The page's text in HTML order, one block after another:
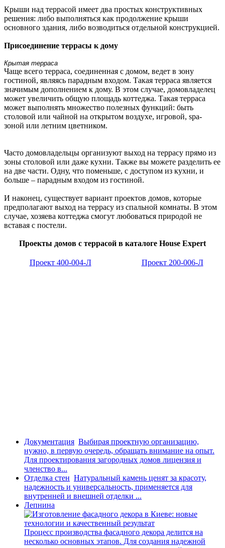
Крыши над террасой имеет два простых конструктивных
решения: либо выполняться как продолжение крыши
основного здания, либо возводиться отдельной конструкцией.
Присоединение террасы к дому
Крытая терраса
Чаще всего терраса, соединенная с домом, ведет в зону
гостиной, являясь парадным входом. Такая терраса является
значимым дополнением к дому. В этом случае, домовладелец
может увеличить общую площадь коттеджа. Такая терраса
может выполнять множество полезных функций: быть
столовой или чайной на открытом воздухе, игровой, spa-
зоной или летним цветником.
Часто домовладельцы организуют выход на террасу прямо из
зоны столовой или даже кухни. Также вы можете разделить ее
на две части. Одну, что поменьше, с доступом из кухни, и
больше – парадным входом из гостиной.
И наконец, существует вариант проектов домов, которые
предполагают выход на террасу из спальной комнаты. В этом
случае, хозяева коттеджа смогут любоваться природой не
вставая с постели.
Проекты домов с террасой в каталоге House Expert
Проект 400-004-Л Проект 200-006-Л
Документация Выбирая проектную организацию,
нужно, в первую очередь, обращать внимание на опыт.
Для проектирования загородных домов лицензия и
членство в...
Отделка стен Натуральный камень ценят за красоту,
надежность и универсальность, применяется для
внутренней и внешней отделки ...
Лепнина
Процесс производства фасадного декора делится на
несколько основных этапов. Для создания надежной